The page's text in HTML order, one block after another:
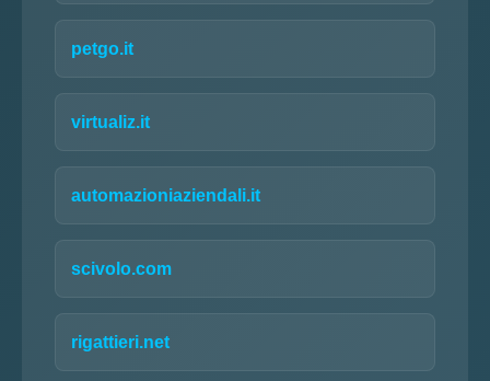
petgo.it
virtualiz.it
automazioniaziendali.it
scivolo.com
rigattieri.net